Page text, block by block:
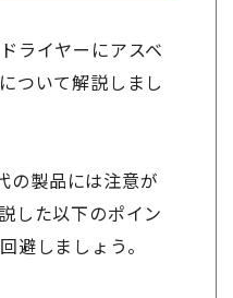
ライヤーにアスベ
ついて解説しまし
の製品には注意が
した以下のポイン
避しましょう。